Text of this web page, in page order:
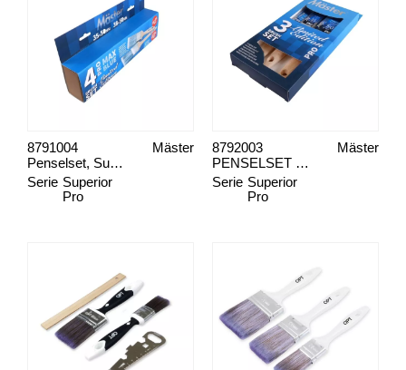
Penselset, Superior Onyx 4-pack
Mäster
8791004
Serie Superior
Pro
PENSELSET 3-PACK SUPERIOR PRO MAX BLUE
Mäster
8792003
Serie Superior
Pro